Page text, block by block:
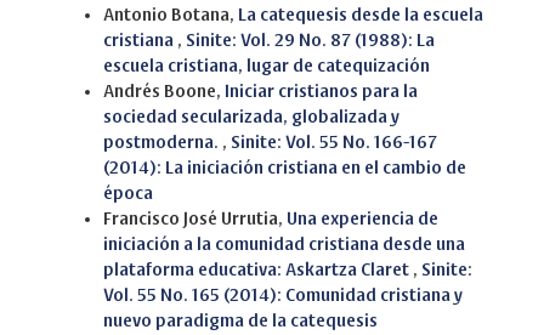
Antonio Botana, La catequesis desde la escuela
cristiana , Sinite: Vol. 29 No. 87 (1988): La
escuela cristiana, lugar de catequización
Andrés Boone, Iniciar cristianos para la
sociedad secularizada, globalizada y
postmoderna. , Sinite: Vol. 55 No. 166-167
(2014): La iniciación cristiana en el cambio de
época
Francisco José Urrutia, Una experiencia de
iniciación a la comunidad cristiana desde una
plataforma educativa: Askartza Claret , Sinite:
Vol. 55 No. 165 (2014): Comunidad cristiana y
nuevo paradigma de la catequesis